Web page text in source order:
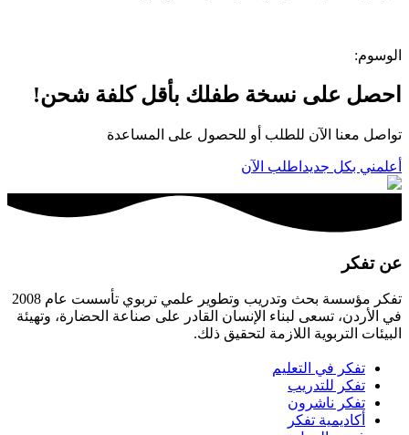
الوسوم:
احصل على نسخة طفلك بأقل كلفة شحن!
تواصل معنا الآن للطلب أو للحصول على المساعدة
أعلمني بكل جديد اطلب الآن
عن تفكر
تفكر مؤسسة بحث وتدريب وتطوير علمي تربوي تأسست عام 2008
في الأردن، تسعى لبناء الإنسان القادر على صناعة الحضارة، وتهيئة
البيئات التربوية اللازمة لتحقيق ذلك.
تفكر في التعليم
تفكر للتدريب
تفكر ناشرون
أكاديمية تفكر